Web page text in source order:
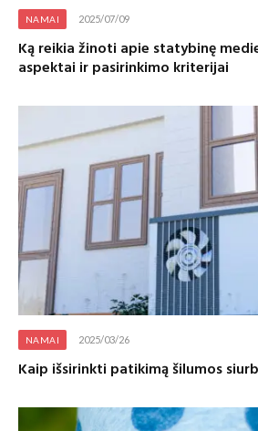
NAMAI 2025/07/09
Ką reikia žinoti apie statybinę
aspektai ir pasirinkimo kriterijai
NAMAI 2025/03/26
Kaip išsirinkti patikimą šilumos